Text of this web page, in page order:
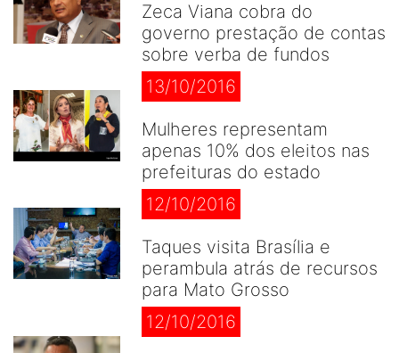
Zeca Viana cobra do
governo prestação de contas
sobre verba de fundos
13/10/2016
Mulheres representam
apenas 10% dos eleitos nas
prefeituras do estado
12/10/2016
Taques visita Brasília e
perambula atrás de recursos
para Mato Grosso
12/10/2016